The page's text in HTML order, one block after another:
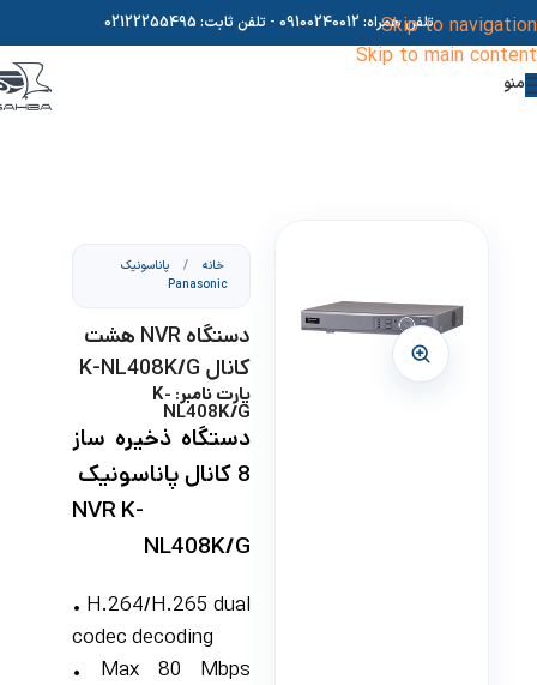
Skip to navigation
Skip to main content
تلفن همراه: 09100240012 - تلفن ثابت: 02122255495
منو
خانه /
پاناسونیک
Panasonic
دستگاه NVR هشت
کانال K-NL408K/G
پارت نامبر: K-
NL408K/G
دستگاه ذخیره ساز
8 کانال پاناسونیک
NVR K-
NL408K/G
• H.264/H.265 dual
codec decoding
• Max 80 Mbps